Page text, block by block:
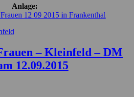
Anlage:
12 09 2015 in Frankenthal
– Kleinfeld – DM
12.09.2015